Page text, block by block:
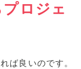
ロジェ
ば良いのです。